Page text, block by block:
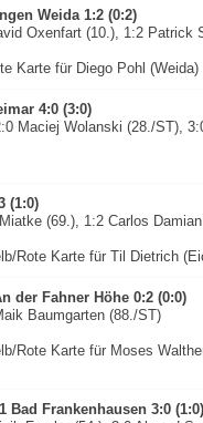
Weida 1:2 (0:2)
Oxenfart (10.), 1:2 Patrick
Karte für Diego Pohl (Weida)
4:0 (3:0)
Maciej Wolanski (28./ST),
(1:0)
(69.), 1:2 Carlos
Rote Karte für Til Dietrich
der Fahner Höhe 0:2 (0:0)
Baumgarten (88./ST)
Rote Karte für Moses
Bad Frankenhausen 3:0 (1:0)